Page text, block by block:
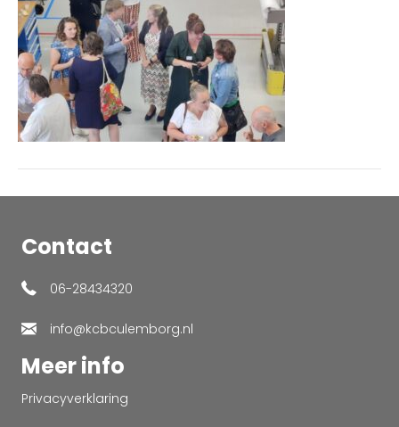
Contact
06-28434320
info@kcbculemborg.nl
Meer info
Privacyverklaring